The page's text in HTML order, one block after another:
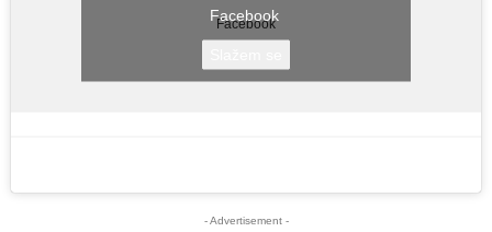
Facebook
Facebook
- Advertisement -